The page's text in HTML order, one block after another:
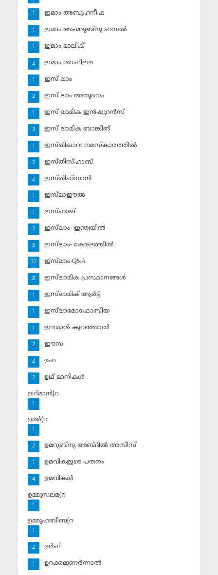
ഇമാം അബൂഹനീഫ
1
ഇമാം അഹ്മദുബ്‌നു ഹമ്പല്‍
1
ഇമാം മാലിക്
1
ഇമാം ശാഫിഈ
2
ഇസ് ലാം
1
ഇസ് ലാം അനുഭവം
2
ഇസ് ലാമിക ഇന്‍ഷുറന്‍സ്‌
1
ഇസ് ലാമിക ബാങ്കിങ്‌
3
ഇസ്തിഖാറഃ നമസ്‌കാരത്തില്‍
1
ഇസ്തിസ്ഹാബ്
2
ഇസ്തിഹ്‌സാന്‍
2
ഇസ്മാഈല്‍
1
ഇസ്ഹാഖ്‌
1
ഇസ്‌ലാം- ഇന്ത്യയില്‍
2
ഇസ്‌ലാം- കേരളത്തില്‍
5
ഇസ്‌ലാം-Q&A
37
ഇസ്‌ലാമിക പ്രസ്ഥാനങ്ങള്‍
8
ഇസ്‌ലാമിക് ആര്‍ട്ട്
1
ഇസ്‌ലാമോഫോബിയ
1
ഈമാന്‍ കുറഞ്ഞാല്‍
1
ഈസ
2
ഉംറ
2
ഉഥ് മാനികള്‍
2
ഉഥ്മാന്‍(റ
1
ഉമര്‍(റ
1
ഉമറുബ്‌നു അബ്ദില്‍ അസീസ്‌
2
ഉമവികളുടെ പതനം
1
ഉമവികള്‍
4
ഉമ്മുസലമ(റ
1
ഉമ്മുഹബീബ(റ
1
ഉര്‍ഫ്
2
ഉറക്കമുണര്‍ന്നാല്‍
1